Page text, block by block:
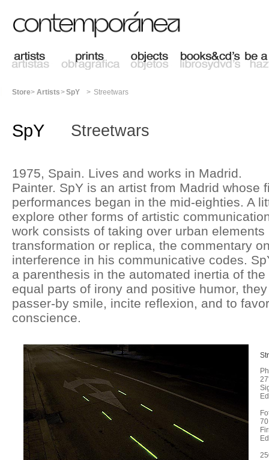
Store> Artists>SpY > Streetwars
SpY Streetwars
1975, Spain. Lives and works in Madrid.
Painter. SpY is an artist from Madrid whose
performances began in the mid-eighties. A
explore other forms of artistic
work consists of taking over urban elements
transformation or replica, the commentary
interference in his communicative codes.
a parenthesis in the automated inertia of
equal parts of irony and positive humor,
passer-by smile, incite reflexion, and to
conscience.